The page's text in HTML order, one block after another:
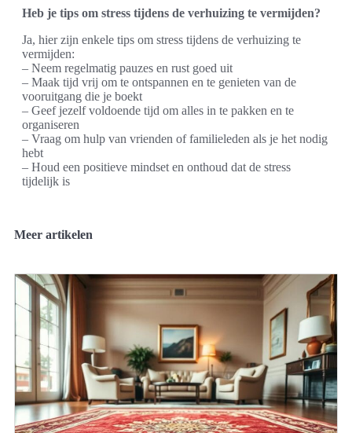
Heb je tips om stress tijdens de verhuizing te vermijden?
Ja, hier zijn enkele tips om stress tijdens de verhuizing te
vermijden:
– Neem regelmatig pauzes en rust goed uit
– Maak tijd vrij om te ontspannen en te genieten van de
vooruitgang die je boekt
– Geef jezelf voldoende tijd om alles in te pakken en te
organiseren
– Vraag om hulp van vrienden of familieleden als je het nodig
hebt
– Houd een positieve mindset en onthoud dat de stress
tijdelijk is
Meer artikelen